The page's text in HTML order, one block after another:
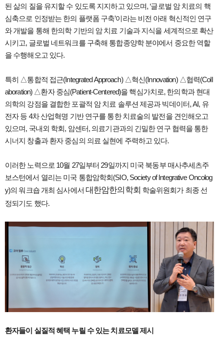
된 삶의 질을 유지할 수 있도록 지지하고 있으며, ‘글로벌 암 치료의 핵
심축으로 인정받는 한의 플랫폼 구축’이라는 비전 아래 혁신적인 연구
와 개발을 통해 한의학 기반의 암 치료 기술과 지식을 세계적으로 확산
시키고, 글로벌 네트워크를 구축해 통합종양학 분야에서 중요한 역할
을 수행해오고 있다.
특히 △통합적 접근(Integrated Approach) △혁신(Innovation) △협력(Coll
aboration) △환자 중심(Patient-Centered)을 핵심가치로, 한의학과 현대
의학의 강점을 결합한 포괄적 암 치료 솔루션 제공과 빅데이터, AI, 유
전자 등 4차 산업혁명 기반 연구를 통한 치료술의 발전을 견인해오고
있으며, 국내외 학회, 암센터, 의료기관과의 긴밀한 연구 협력을 통한
시너지 창출과 환자 중심의 의료 실현에 주력하고 있다.
이러한 노력으로 10월 27일부터 29일까지 미국 북동부 매사추세츠주
보스턴에서 열리는 미국 통합암학회(SIO, Society of Integrative Oncolog
y)의 워크숍 개최 심사에서 대한암한의학회 학술위원회가 최종 선
정되기도 했다.
환자들이 실질적 혜택 누릴 수 있는 치료모델 제시